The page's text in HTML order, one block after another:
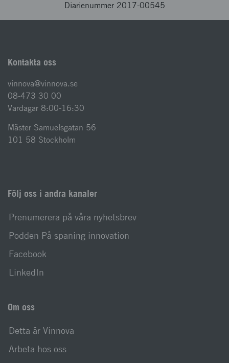
Diarienummer 2017-00545
Kontakta oss
vinnova@vinnova.se
08-473 30 00
Vardagar 8:00-16:30
Mäster Samuelsgatan 56
101 58 Stockholm
Följ oss i andra kanaler
Prenumerera på våra nyhetsbrev
Podden På spaning innovation
Facebook
LinkedIn
Om oss
Detta är Vinnova
Arbeta hos oss